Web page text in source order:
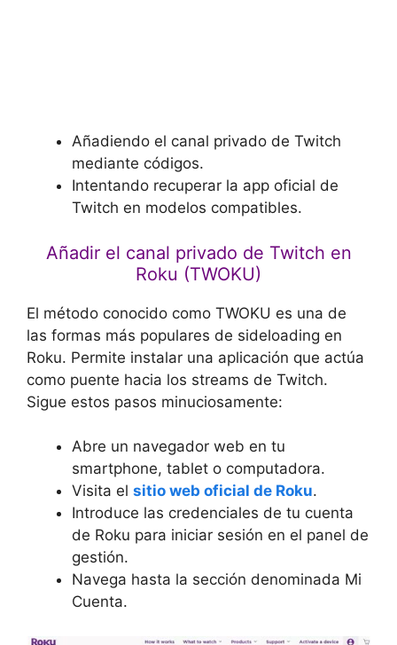
Añadiendo el canal privado de Twitch
mediante códigos.
Intentando recuperar la app oficial de
Twitch en modelos compatibles.
Añadir el canal privado de Twitch en
Roku (TWOKU)
El método conocido como TWOKU es una de
las formas más populares de sideloading en
Roku. Permite instalar una aplicación que actúa
como puente hacia los streams de Twitch.
Sigue estos pasos minuciosamente:
Abre un navegador web en tu
smartphone, tablet o computadora.
Visita el sitio web oficial de Roku.
Introduce las credenciales de tu cuenta
de Roku para iniciar sesión en el panel de
gestión.
Navega hasta la sección denominada Mi
Cuenta.